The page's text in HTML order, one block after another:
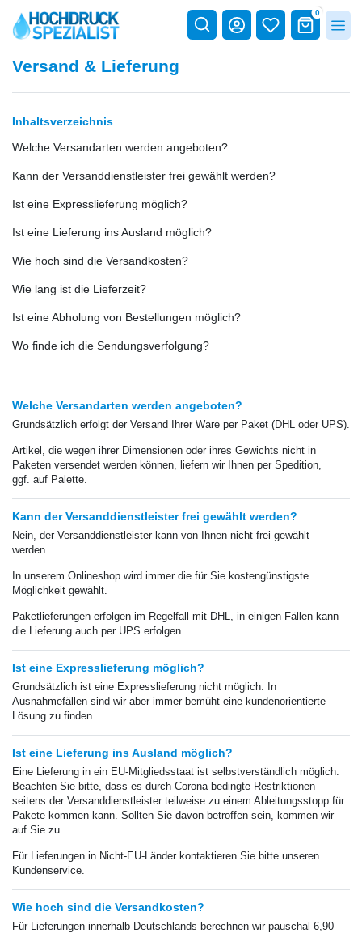
0
Versand & Lieferung
Inhaltsverzeichnis
Welche Versandarten werden angeboten?
Kann der Versanddienstleister frei gewählt werden?
Ist eine Expresslieferung möglich?
Ist eine Lieferung ins Ausland möglich?
Wie hoch sind die Versandkosten?
Wie lang ist die Lieferzeit?
Ist eine Abholung von Bestellungen möglich?
Wo finde ich die Sendungsverfolgung?
Welche Versandarten werden angeboten?
Grundsätzlich erfolgt der Versand Ihrer Ware per Paket (DHL oder UPS).
Artikel, die wegen ihrer Dimensionen oder ihres Gewichts nicht in
Paketen versendet werden können, liefern wir Ihnen per Spedition,
ggf. auf Palette.
Kann der Versanddienstleister frei gewählt werden?
Nein, der Versanddienstleister kann von Ihnen nicht frei gewählt
werden.
In unserem Onlineshop wird immer die für Sie kostengünstigste
Möglichkeit gewählt.
Paketlieferungen erfolgen im Regelfall mit DHL, in einigen Fällen kann
die Lieferung auch per UPS erfolgen.
Ist eine Expresslieferung möglich?
Grundsätzlich ist eine Expresslieferung nicht möglich. In
Ausnahmefällen sind wir aber immer bemüht eine kundenorientierte
Lösung zu finden.
Ist eine Lieferung ins Ausland möglich?
Eine Lieferung in ein EU-Mitgliedsstaat ist selbstverständlich möglich.
Beachten Sie bitte, dass es durch Corona bedingte Restriktionen
seitens der Versanddienstleister teilweise zu einem Ableitungsstopp für
Pakete kommen kann. Sollten Sie davon betroffen sein, kommen wir
auf Sie zu.
Für Lieferungen in Nicht-EU-Länder kontaktieren Sie bitte unseren
Kundenservice.
Wie hoch sind die Versandkosten?
Für Lieferungen innerhalb Deutschlands berechnen wir pauschal 6,90